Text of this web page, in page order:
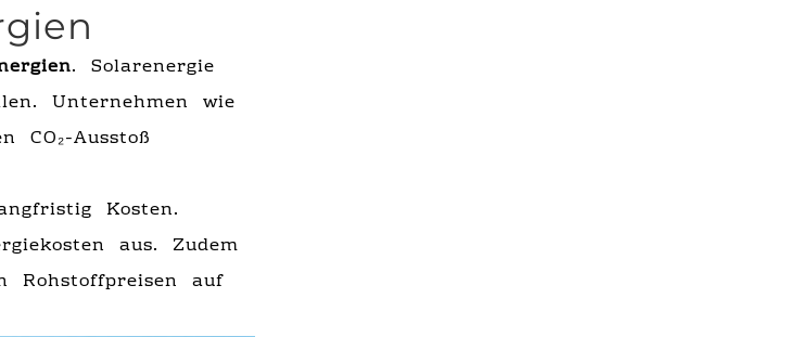
. Solarenergie
Unternehmen wie
Ausstoß
Kosten.
aus. Zudem
Rohstoffpreisen auf